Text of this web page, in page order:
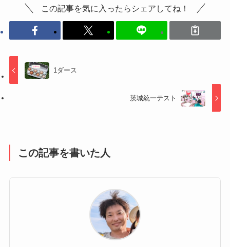
この記事を気に入ったらシェアしてね！
1ダース
茨城統一テスト
この記事を書いた人